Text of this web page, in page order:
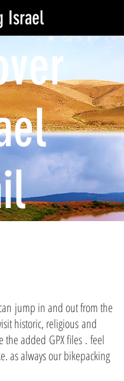
Israel
jump in and out from the
historic, religious and
the added GPX files . feel
as always our bikepacking